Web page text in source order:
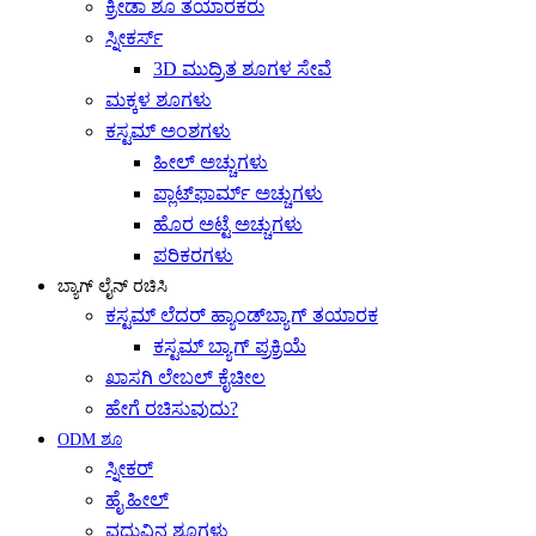
ಕ್ರೀಡಾ ಶೂ ತಯಾರಕರು
ಸ್ನೀಕರ್ಸ್
3D ಮುದ್ರಿತ ಶೂಗಳ ಸೇವೆ
ಮಕ್ಕಳ ಶೂಗಳು
ಕಸ್ಟಮ್ ಅಂಶಗಳು
ಹೀಲ್ ಅಚ್ಚುಗಳು
ಪ್ಲಾಟ್‌ಫಾರ್ಮ್ ಅಚ್ಚುಗಳು
ಹೊರ ಅಟ್ಟೆ ಅಚ್ಚುಗಳು
ಪರಿಕರಗಳು
ಬ್ಯಾಗ್ ಲೈನ್ ರಚಿಸಿ
ಕಸ್ಟಮ್ ಲೆದರ್ ಹ್ಯಾಂಡ್‌ಬ್ಯಾಗ್ ತಯಾರಕ
ಕಸ್ಟಮ್ ಬ್ಯಾಗ್ ಪ್ರಕ್ರಿಯೆ
ಖಾಸಗಿ ಲೇಬಲ್ ಕೈಚೀಲ
ಹೇಗೆ ರಚಿಸುವುದು?
ODM ಶೂ
ಸ್ನೀಕರ್
ಹೈ ಹೀಲ್
ವಧುವಿನ ಶೂಗಳು